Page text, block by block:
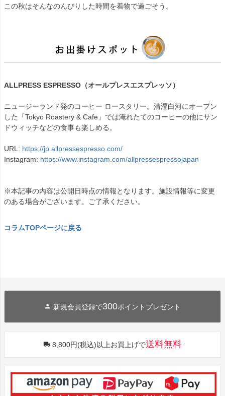
この秋はそんなのんびりした時間を着物で過ごそう。
ALLPRESS ESPRESSO（オールプレスエスプレッソ）
ニュージーランド発のコーヒー ロースタリー。清澄白河にオープン
した「Tokyo Roastery & Cafe」では淹れたてのコーヒーの他にサン
ドウィッチなどの食事も楽しめる。
URL: https://jp.allpressespresso.com/
Instagram: https://www.instagram.com/allpressespressojapan
※本記事の内容は公開日時点の情報となります。施設情報等に変更
のある場合がございます。ご了承ください。
コラムTOPページに戻る
新規会員登録で300ポイントプレゼント
8,800円(税込)以上お買上げで送料無料